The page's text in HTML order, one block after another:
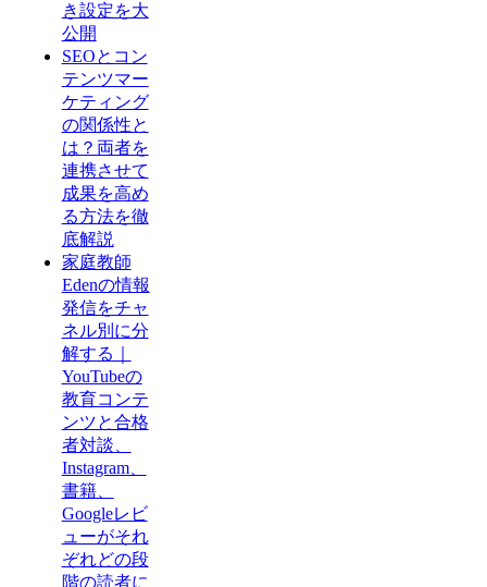
き設定を大
公開
SEOとコン
テンツマー
ケティング
の関係性と
は？両者を
連携させて
成果を高め
る方法を徹
底解説
家庭教師
Edenの情報
発信をチャ
ネル別に分
解する｜
YouTubeの
教育コンテ
ンツと合格
者対談、
Instagram、
書籍、
Googleレビ
ューがそれ
ぞれどの段
階の読者に